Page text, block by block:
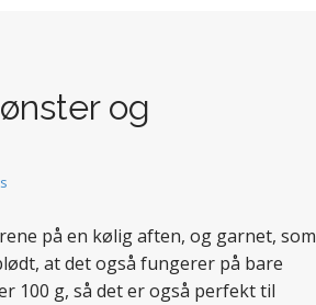
og
på en kølig aften, og garnet, som
at det også fungerer på bare
100 g, så det er også perfekt til